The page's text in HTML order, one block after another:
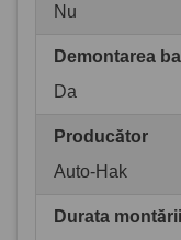
Nu
Demontarea
Da
Producător
Auto-Hak
Durata montării